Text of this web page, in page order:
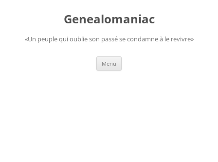
Genealomaniac
«Un peuple qui oublie son passé se condamne à le revivre»
Menu